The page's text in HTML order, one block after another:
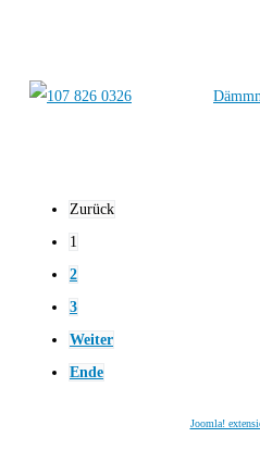
Zurück
1
2
3
Weiter
Ende
Joomla!